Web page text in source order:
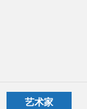
艺术家